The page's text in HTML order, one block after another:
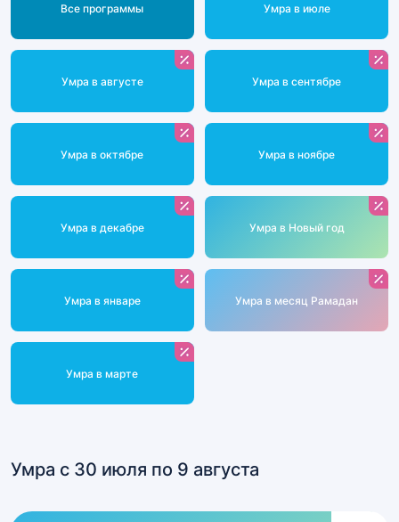
Все программы Умра в июле
Умра в августе Умра в сентябре
Умра в октябре Умра в ноябре
Умра в декабре Умра в Новый год
Умра в январе Умра в месяц Рамадан
Умра в марте
Умра с 30 июля по 9 августа